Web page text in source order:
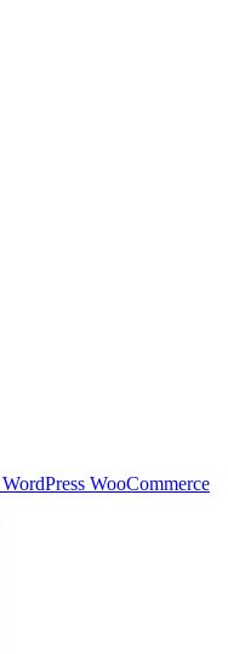
WordPress WooCommerce